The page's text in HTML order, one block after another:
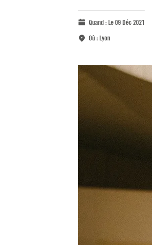
Quand :Le 09 Déc 2021
Où :Lyon